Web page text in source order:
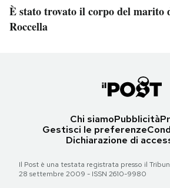
È stato trovato il corpo del marito
Roccella
Chi siamoPubblicità
Gestisci le preferenze
Dichiarazione di
Il Post è una testata registrata presso il
28 settembre 2009 - ISSN 2610-9980